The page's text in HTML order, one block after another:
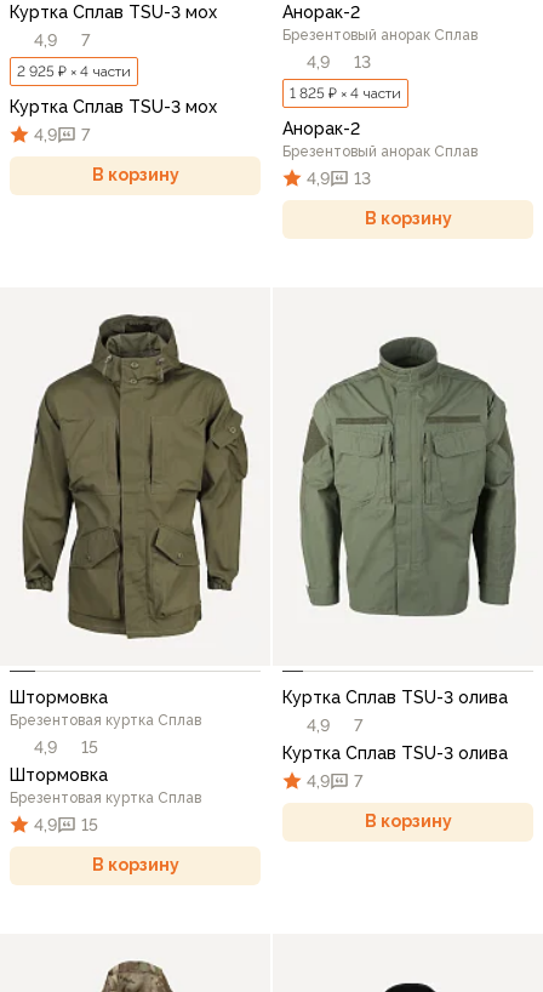
Куртка Сплав TSU-3 мох
4,9
7
2 925 ₽ × 4 части
Куртка Сплав TSU-3 мох
4,9
7
В корзину
Анорак-2
Брезентовый анорак Сплав
4,9 13
1 825 ₽ × 4 части
Анорак-2
Брезентовый анорак Сплав
4,9 13
В корзину
Штормовка
Брезентовая куртка Сплав
4,9
15
Штормовка
Брезентовая куртка Сплав
4,9 15
В корзину
Куртка Сплав TSU-3 олива
4,9
7
Куртка Сплав TSU-3 олива
4,9
7
В корзину